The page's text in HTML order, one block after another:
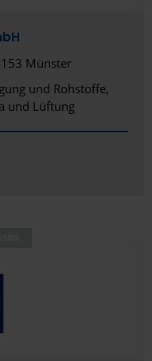
Münster
und Rohstoffe
und Lüftung